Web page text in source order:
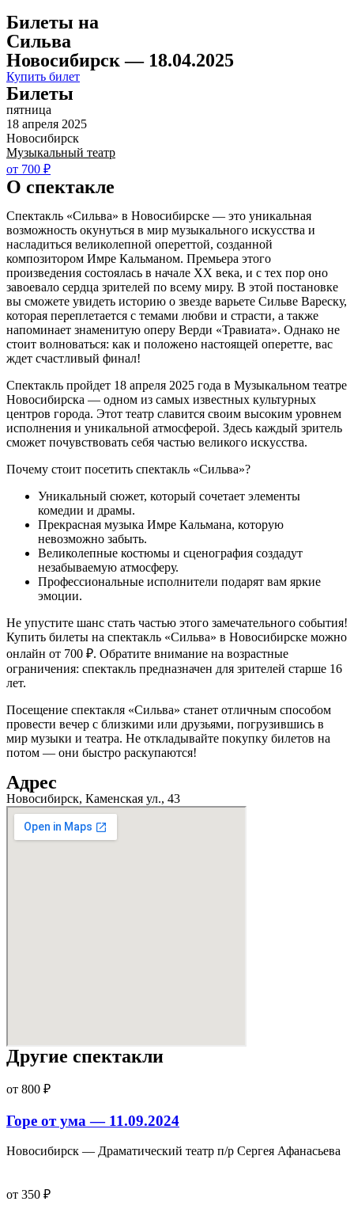
Билеты на
Сильва
Новосибирск — 18.04.2025
Купить билет
Билеты
пятница
18 апреля 2025
Новосибирск
Музыкальный театр
от 700 ₽
О спектакле
Спектакль «Сильва» в Новосибирске — это уникальная
возможность окунуться в мир музыкального искусства и
насладиться великолепной опереттой, созданной
композитором Имре Кальманом. Премьера этого
произведения состоялась в начале XX века, и с тех пор оно
завоевало сердца зрителей по всему миру. В этой постановке
вы сможете увидеть историю о звезде варьете Сильве Вареску,
которая переплетается с темами любви и страсти, а также
напоминает знаменитую оперу Верди «Травиата». Однако не
стоит волноваться: как и положено настоящей оперетте, вас
ждет счастливый финал!
Спектакль пройдет 18 апреля 2025 года в Музыкальном театре
Новосибирска — одном из самых известных культурных
центров города. Этот театр славится своим высоким уровнем
исполнения и уникальной атмосферой. Здесь каждый зритель
сможет почувствовать себя частью великого искусства.
Почему стоит посетить спектакль «Сильва»?
Уникальный сюжет, который сочетает элементы
комедии и драмы.
Прекрасная музыка Имре Кальмана, которую
невозможно забыть.
Великолепные костюмы и сценография создадут
незабываемую атмосферу.
Профессиональные исполнители подарят вам яркие
эмоции.
Не упустите шанс стать частью этого замечательного события!
Купить билеты на спектакль «Сильва» в Новосибирске можно
онлайн от 700 ₽. Обратите внимание на возрастные
ограничения: спектакль предназначен для зрителей старше 16
лет.
Посещение спектакля «Сильва» станет отличным способом
провести вечер с близкими или друзьями, погрузившись в
мир музыки и театра. Не откладывайте покупку билетов на
потом — они быстро раскупаются!
Адрес
Новосибирск, Каменская ул., 43
Другие спектакли
от 800 ₽
Горе от ума — 11.09.2024
Новосибирск — Драматический театр п/р Сергея Афанасьева
от 350 ₽